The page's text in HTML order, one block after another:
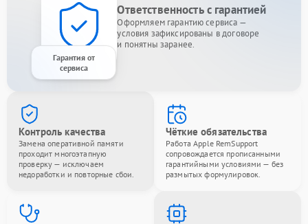
Гарантия от
сервиса
Ответственность с гарантией
Оформляем гарантию сервиса —
условия зафиксированы в договоре
и понятны заранее.
Контроль качества
Замена оперативной памяти
проходит многоэтапную
проверку — исключаем
недоработки и повторные сбои.
Чёткие обязательства
Работа Apple RemSupport
сопровождается прописанными
гарантийными условиями — без
размытых формулировок.